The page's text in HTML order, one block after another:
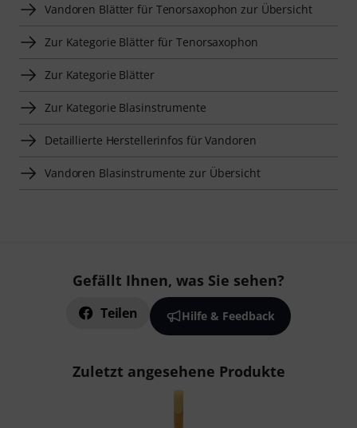
Vandoren Blätter für Tenorsaxophon zur Übersicht
Zur Kategorie Blätter für Tenorsaxophon
Zur Kategorie Blätter
Zur Kategorie Blasinstrumente
Detaillierte Herstellerinfos für Vandoren
Vandoren Blasinstrumente zur Übersicht
Gefällt Ihnen, was Sie sehen?
Teilen Hilfe & Feedback
Zuletzt angesehene Produkte